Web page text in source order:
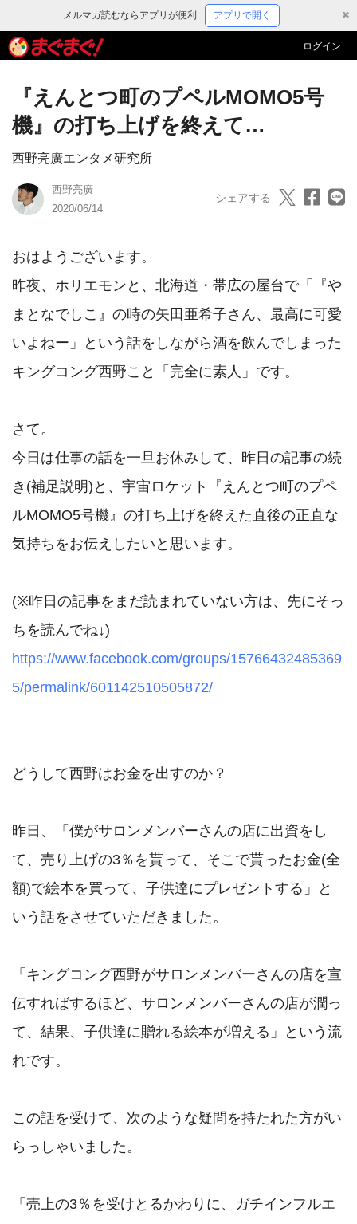
メルマガ読むならアプリが便利 アプリで開く ✖
ログイン
『えんとつ町のプペルMOMO5号
機』の打ち上げを終えて…
西野亮廣エンタメ研究所
西野亮廣
2020/06/14
シェアする
おはようございます。
昨夜、ホリエモンと、北海道・帯広の屋台で「『や
まとなでしこ』の時の矢田亜希子さん、最高に可愛
いよねー」という話をしながら酒を飲んでしまった
キングコング西野こと「完全に素人」です。
さて。
今日は仕事の話を一旦お休みして、昨日の記事の続
き(補足説明)と、宇宙ロケット『えんとつ町のプペ
ルMOMO5号機』の打ち上げを終えた直後の正直な
気持ちをお伝えしたいと思います。
(※昨日の記事をまだ読まれていない方は、先にそっ
https://www.facebook.com/groups/15766432485369
5/permalink/601142510505872/
どうして西野はお金を出すのか？
昨日、「僕がサロンメンバーさんの店に出資をし
て、売り上げの3％を貰って、そこで貰ったお金(全
額)で絵本を買って、子供達にプレゼントする」と
いう話をさせていただきました。
「キングコング西野がサロンメンバーさんの店を宣
伝すればするほど、サロンメンバーさんの店が潤っ
て、結果、子供達に贈れる絵本が増える」という流
れです。
この話を受けて、次のような疑問を持たれた方がい
らっしゃいました。
「売上の3％を受けとるかわりに、ガチインフルエ